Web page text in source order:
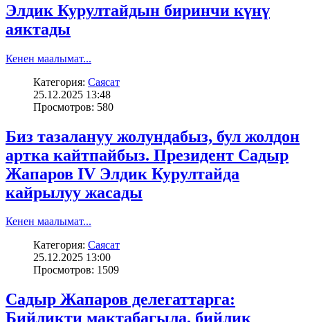
Элдик Курултайдын биринчи күнү
аяктады
Кенен маалымат...
Категория: Саясат
25.12.2025 13:48
Просмотров: 580
Биз тазалануу жолундабыз, бул жолдон
артка кайтпайбыз. Президент Садыр
Жапаров IV Элдик Курултайда
кайрылуу жасады
Кенен маалымат...
Категория: Саясат
25.12.2025 13:00
Просмотров: 1509
Садыр Жапаров делегаттарга:
Бийликти мактабагыла, бийлик